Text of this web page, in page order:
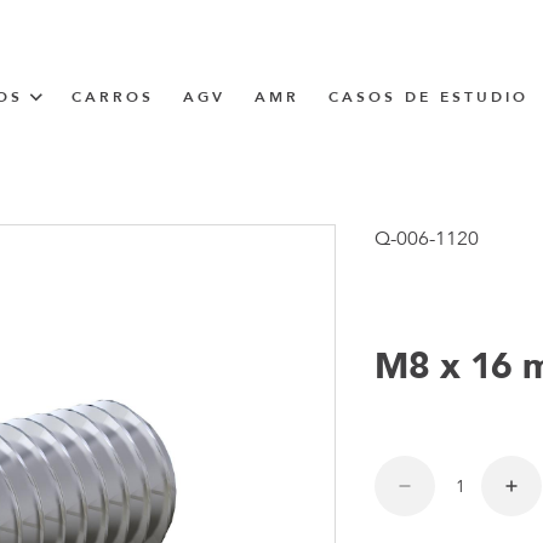
CARROS AGV AMR CASOS DE ESTUDIO
Q-006-1120
M8 x 16